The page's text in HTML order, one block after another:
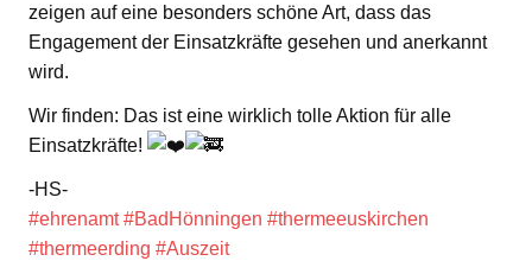
zeigen auf eine besonders schöne Art, dass das
Engagement der Einsatzkräfte gesehen und anerkannt
wird.
Wir finden: Das ist eine wirklich tolle Aktion für alle
Einsatzkräfte!
-HS-
#ehrenamt #BadHönningen #thermeeuskirchen
#thermeerding #Auszeit